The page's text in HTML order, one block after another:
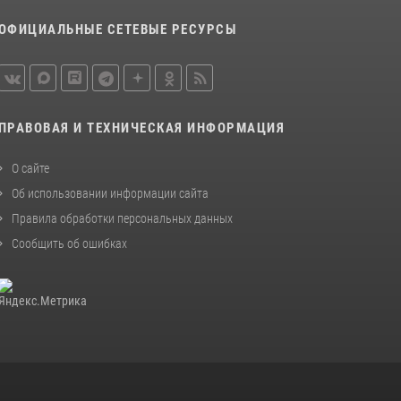
вневедомственной охраны Росгвардии за
20 июля 2026, 09:06
неделю сотрудники Росгвардии в
СЕТЕВЫЕ РЕСУРСЫ
ПРАВОВАЯ И ТЕХНИЧЕСКАЯ ИНФОРМАЦИЯ
О сайте
Об использовании информации сайта
Правила обработки персональных данных
Сообщить об ошибках